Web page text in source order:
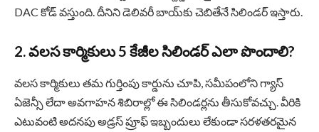
DAC కోడ్ వస్తుంది. దీనిని డెలివరీ బాయ్‌కు చెబితేనే సిలిండర్ ఇస్తారు.
2. వలస కార్మికులు 5 కేజీల సిలిండర్ ఎలా పొందాలి?
వలస కార్మికులు తమ గుర్తింపు కార్డును చూపి, సమీపంలోని గ్యాస్
ఏజెన్సీ లేదా అవగాహన శిబిరాల్లో ఈ సిలిండర్లను తీసుకోవచ్చు. వీరికి
ఎటువంటి అదనపు అడ్రస్ ప్రూఫ్ ఇబ్బందులు లేకుండా సరళతరమైన